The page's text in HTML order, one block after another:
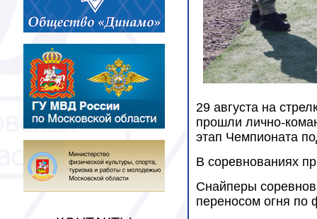
29 августа на
прошли лично-
этап Чемпионата
В соревнованиях
Снайперы
переносом огня по